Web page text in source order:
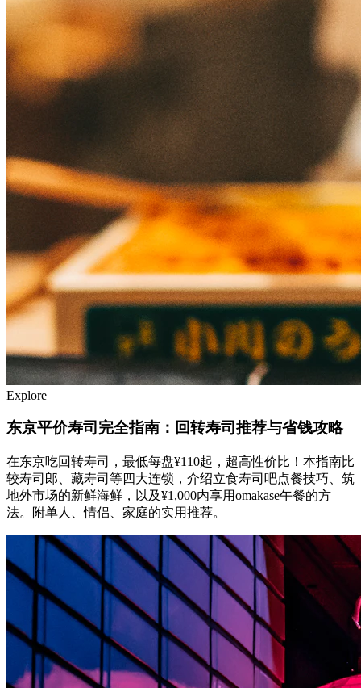
Explore
东京平价寿司完全指南：回转寿司推荐与省钱攻略
在东京吃回转寿司，最低每盘¥110起，超高性价比！本指南比
较寿司郎、藏寿司等四大连锁，介绍立食寿司吧点餐技巧、筑
地外市场的新鲜海鲜，以及¥1,000内享用omakase午餐的方
法。附单人、情侣、家庭的实用推荐。